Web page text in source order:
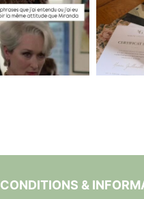
CONDITIONS &